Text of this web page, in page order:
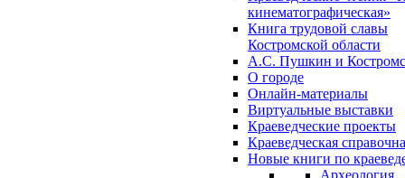
кинематографическая»
Книга трудовой славы
Костромской области
А.С. Пушкин и
О городе
Онлайн-материалы
Виртуальные выставки
Краеведческие проекты
Краеведческая
Новые книги по
Археология